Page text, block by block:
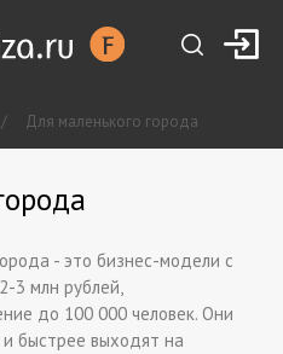
/ Для маленького города
- это бизнес-модели с
3 млн рублей,
до 100 000 человек. Они
быстрее выходят на